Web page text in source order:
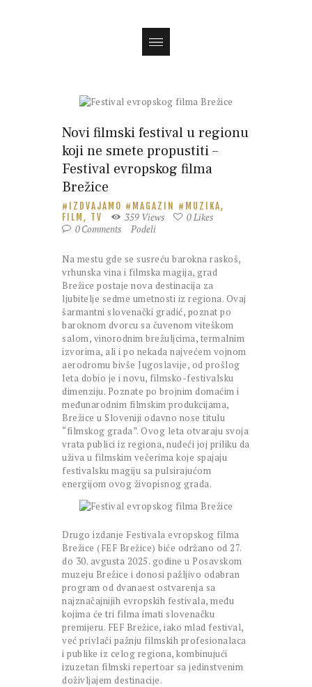
Novi filmski festival u regionu
koji ne smete propustiti –
Festival evropskog filma
Brežice
IZDVAJAMO MAGAZIN
MUZIKA,
FILM, TV
359 Views 0 Likes
0Comments Podeli
Na mestu gde se susreću barokna raskoš,
vrhunska vina i filmska magija, grad
Brežice postaje nova destinacija za
ljubitelje sedme umetnosti iz regiona. Ovaj
šarmantni slovenački gradić, poznat po
baroknom dvorcu sa čuvenom viteškom
salom, vinorodnim brežuljcima, termalnim
izvorima, ali i po nekada najvećem vojnom
aerodromu bivše Jugoslavije, od prošlog
leta dobio je i novu, filmsko-festivalsku
dimenziju. Poznate po brojnim domaćim i
međunarodnim filmskim produkcijama,
Brežice u Sloveniji odavno nose titulu
“filmskog grada”. Ovog leta otvaraju svoja
vrata publici iz regiona, nudeći joj priliku da
uživa u filmskim večerima koje spajaju
festivalsku magiju sa pulsirajućom
energijom ovog živopisnog grada.
Drugo izdanje Festivala evropskog filma
Brežice (FEF Brežice) biće održano od 27.
do 30. avgusta 2025. godine u Posavskom
muzeju Brežice i donosi pažljivo odabran
program od dvanaest ostvarenja sa
najznačajnijih evropskih festivala, među
kojima će tri filma imati slovenačku
premijeru. FEF Brežice, iako mlad festival,
već privlači pažnju filmskih profesionalaca
i publike iz celog regiona, kombinujući
izuzetan filmski repertoar sa jedinstvenim
doživljajem destinacije.